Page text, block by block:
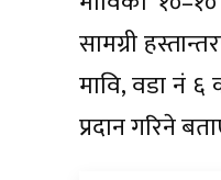
सामग्री
मावि, वडा नं ६
प्रदान गरिने